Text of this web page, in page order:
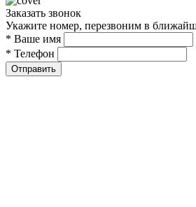
Заказать звонок
Укажите номер, перезвоним в
* Ваше имя
* Телефон
Отправить